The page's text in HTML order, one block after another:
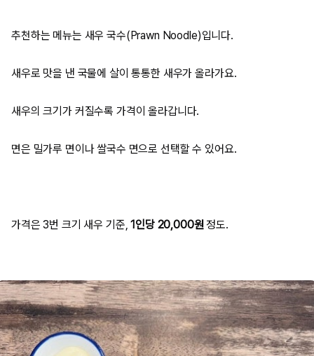
추천하는 메뉴는 새우 국수(Prawn Noodle)입니다.
새우로 맛을 낸 국물에 살이 통통한 새우가 올라가요.
새우의 크기가 커질수록 가격이 올라갑니다.
면은 밀가루 면이나 쌀국수 면으로 선택할 수 있어요.
가격은 3번 크기 새우 기준,1인당 20,000원정도.